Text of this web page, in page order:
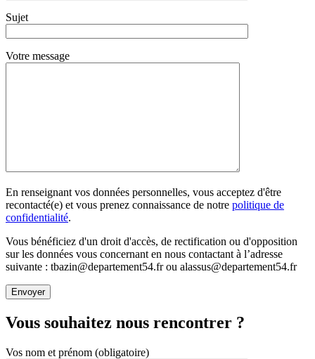
Sujet
Votre message
En renseignant vos données personnelles, vous acceptez d'être
recontacté(e) et vous prenez connaissance de notre politique de
confidentialité.
Vous bénéficiez d'un droit d'accès, de rectification ou d'opposition
sur les données vous concernant en nous contactant à l’adresse
suivante : tbazin@departement54.fr ou alassus@departement54.fr
Vous souhaitez nous rencontrer ?
Vos nom et prénom (obligatoire)